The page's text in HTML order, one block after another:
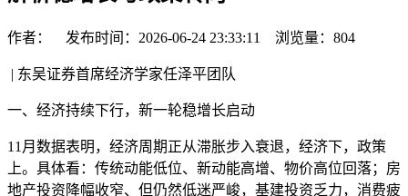
作者： 发布时间：2026-06-24 23:33:11 浏览量： 804
| 东吴证券首席经济学家任泽平团队
一、经济持续下行，新一轮稳增长启动
11月数据表明，经济周期正从滞胀步入衰退，经济下，政策
上。具体看：传统动能低位、新动能高增、物价高位回落；房
地产投资降幅收窄、但仍然低迷严峻，基建投资乏力，消费疲